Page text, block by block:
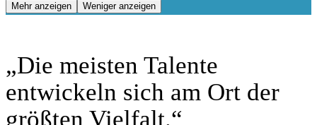
Mehr anzeigen Weniger anzeigen
„Die meisten Talente
entwickeln sich am Ort der
größten Vielfalt.“